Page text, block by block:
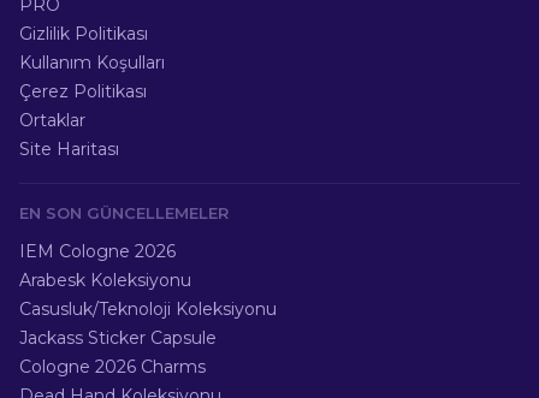
PRO
Gizlilik Politikası
Kullanım Koşulları
Çerez Politikası
Ortaklar
Site Haritası
EN SON GÜNCELLEMELER
IEM Cologne 2026
Arabesk Koleksiyonu
Casusluk/Teknoloji Koleksiyonu
Jackass Sticker Capsule
Cologne 2026 Charms